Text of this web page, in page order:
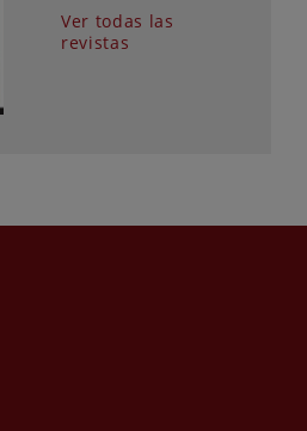
Ver todas las
revistas